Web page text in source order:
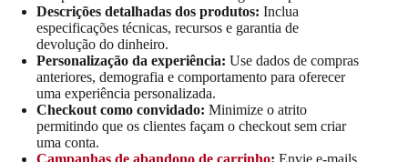
Descrições detalhadas dos produtos: Inclua
especificações técnicas, recursos e garantia de
devolução do dinheiro.
Personalização da experiência: Use dados de compras
anteriores, demografia e comportamento para oferecer
uma experiência personalizada.
Checkout como convidado: Minimize o atrito
permitindo que os clientes façam o checkout sem criar
uma conta.